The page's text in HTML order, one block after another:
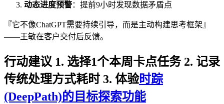
动态进度预警：提前9小时发现数据矛盾点
『它不像ChatGPT需要持续引导，而是主动构建思考框架』
——王敏在客户交付后反馈。
行动建议 1. 选择1个本周卡点任务 2. 记录
传统处理方式耗时 3. 体验时踪
(DeepPath)的目标探索功能